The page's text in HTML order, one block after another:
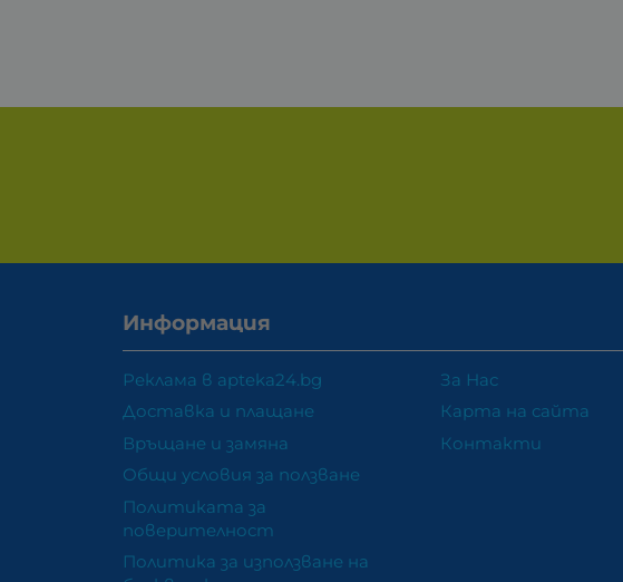
Информация
Реклама в apteka24.bg
Доставка и плащане
Връщане и замяна
Общи условия за ползване
Политиката за
поверителност
Политика за използване на
За Нас
Карта на сайта
Контакти